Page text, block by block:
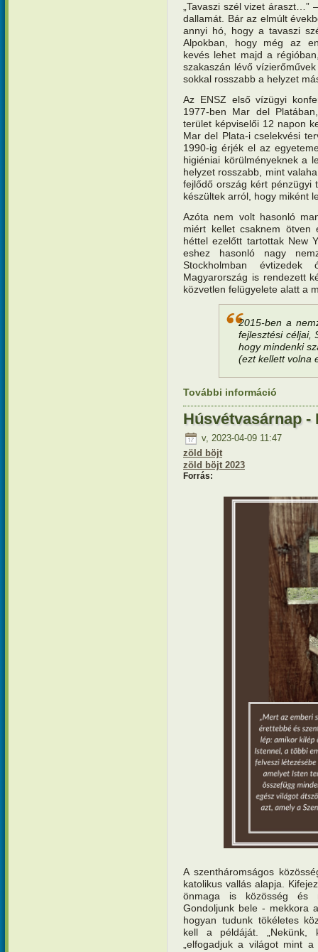
„Tavaszi szél vizet áraszt…”
dallamát. Bár az elmúlt
annyi hó, hogy a tavaszi
Alpokban, hogy még az
kevés lehet majd a
szakaszán lévő
sokkal rosszabb a helyzet
Az ENSZ első vízügyi
1977-ben Mar del
terület képviselői 12 napon
Mar del Plata-i cselekvési
1990-ig érjék el az
higiéniai körülményeknek a
helyzet rosszabb, mint
fejlődő ország kért pénzügyi
készültek arról, hogy miként
Azóta nem volt hasonló
miért kellet csaknem
héttel ezelőtt tartottak New
eshez hasonló nagy
Stockholmban évtizedek
Magyarország is rendezett
közvetlen felügyelete alatt a
2015-ben a
fejlesztési céljai,
hogy mindenki
(ezt kellett volna
További információ
Húsvétvasárnap -
v, 2023-04-09 11:47
zöld böjt
zöld böjt 2023
Forrás:
A szentháromságos
katolikus vallás alapja.
önmaga is közösség és
Gondoljunk bele - mekkora
hogyan tudunk tökéletes
kell a példáját. „Nekünk,
„elfogadjuk a világot mint